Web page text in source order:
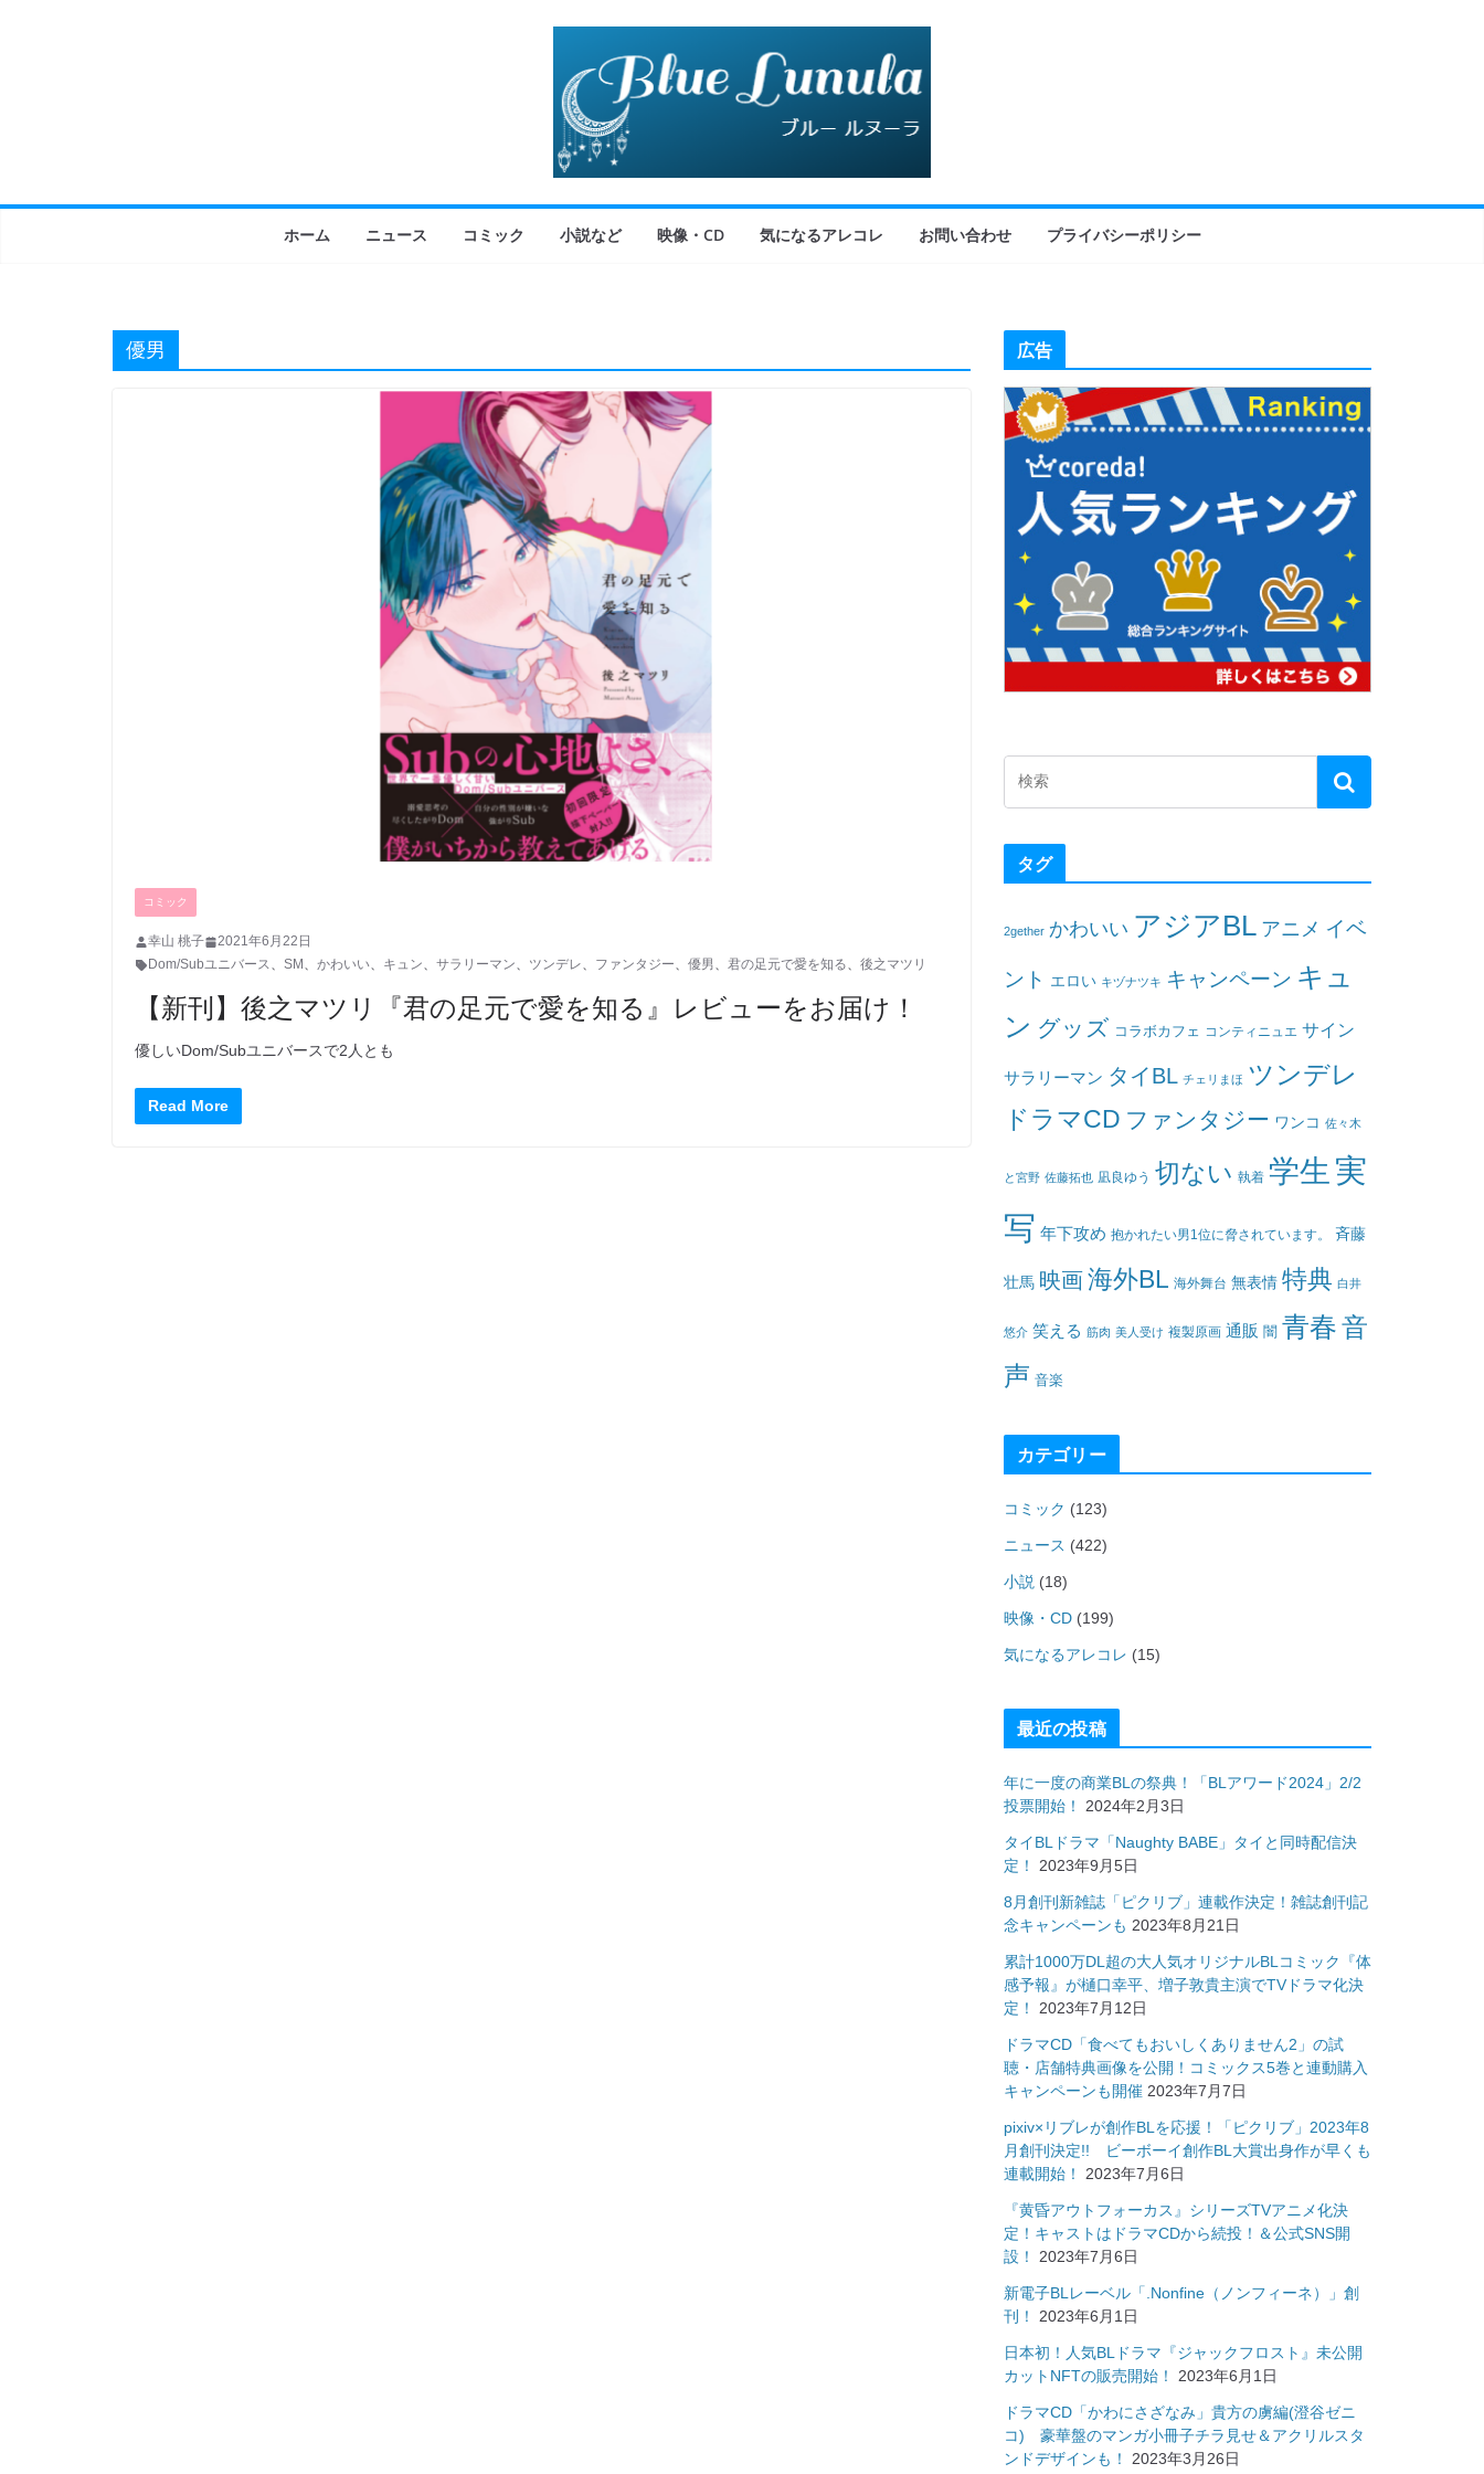
ホーム ニュース コミック 小説など 映像・CD 気になるアレコレ お問い合わせ プライバシーポリシー
優男
コミック
幸山 桃子
2021年6月22日
Dom/Subユニバース、 SM 、 かわいい、 キュン、 サラリーマン、 ツンデレ、 ファンタジー、 優男、 君の足元で愛を知る、 後之マツリ
【新刊】後之マツリ『君の足元で愛を知る』レビューをお届け！
優しいDom/Subユニバースで2人とも
Read More
広告
タグ
2gether かわいい アジアBL アニメ イベ
ント エロい キヅナツキ キャンペーン キュ
ン グッズ コラボカフェ コンティニュエ サイン
サラリーマン タイBL チェリまほ ツンデレ
ドラマCD ファンタジー ワンコ 佐々木
と宮野 佐藤拓也 凪良ゆう 切ない 執着 学生 実
写 年下攻め 抱かれたい男1位に脅されています。 斉藤
壮馬 映画海外BL 海外舞台 無表情 特典 白井
悠介 笑える 筋肉 美人受け 複製原画 通販 闇 青春音
声 音楽
カテゴリー
コミック (123)
ニュース (422)
小説 (18)
映像・CD (199)
気になるアレコレ (15)
最近の投稿
年に一度の商業BLの祭典！「BLアワード2024」2/2
投票開始！
2024年2月3日
タイBLドラマ「Naughty BABE」タイと同時配信決
定！
2023年9月5日
8月創刊新雑誌「ピクリブ」連載作決定！雑誌創刊記
念キャンペーンも 2023年8月21日
累計1000万DL超の大人気オリジナルBLコミック『体
感予報』が樋口幸平、増子敦貴主演でTVドラマ化決
定！
2023年7月12日
ドラマCD「食べてもおいしくありません2」の試
聴・店舗特典画像を公開！コミックス5巻と連動購入
キャンペーンも開催 2023年7月7日
pixiv×リブレが創作BLを応援！「ピクリブ」2023年8
月創刊決定!! ビーボーイ創作BL大賞出身作が早くも
連載開始！
2023年7月6日
『黄昏アウトフォーカス』シリーズTVアニメ化決
定！キャストはドラマCDから続投！＆公式SNS開
設！
2023年7月6日
新電子BLレーベル「.Nonfine（ノンフィーネ）」創
刊！
2023年6月1日
日本初！人気BLドラマ『ジャックフロスト』未公開
カットNFTの販売開始！
2023年6月1日
ドラマCD「かわにさざなみ」貴方の虜編(澄谷ゼニ
コ) 豪華盤のマンガ小冊子チラ見せ＆アクリルスタ
ンドデザインも！
2023年3月26日